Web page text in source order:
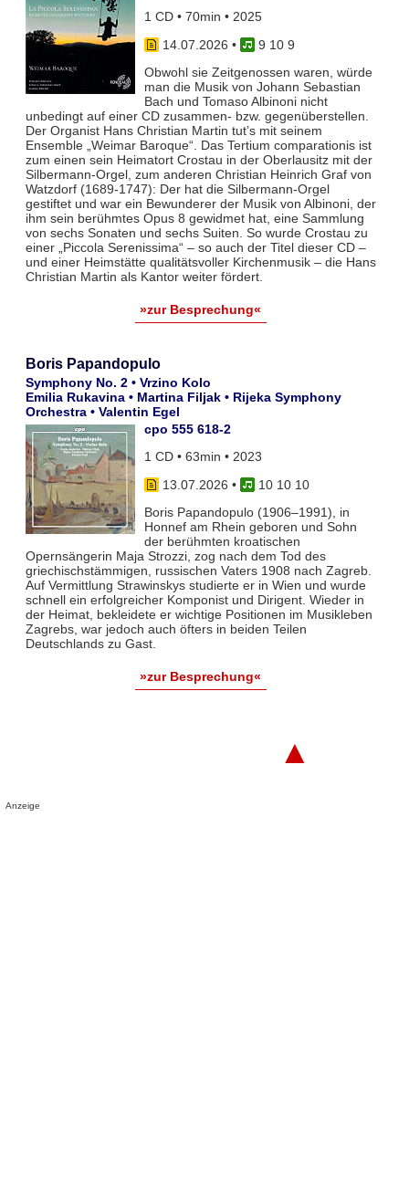
1 CD • 70min • 2025
14.07.2026 •
9 10 9
Obwohl sie Zeitgenossen waren, würde
man die Musik von Johann Sebastian
Bach und Tomaso Albinoni nicht
unbedingt auf einer CD zusammen- bzw. gegenüberstellen.
Der Organist Hans Christian Martin tut’s mit seinem
Ensemble „Weimar Baroque“. Das Tertium comparationis ist
zum einen sein Heimatort Crostau in der Oberlausitz mit der
Silbermann-Orgel, zum anderen Christian Heinrich Graf von
Watzdorf (1689-1747): Der hat die Silbermann-Orgel
gestiftet und war ein Bewunderer der Musik von Albinoni, der
ihm sein berühmtes Opus 8 gewidmet hat, eine Sammlung
von sechs Sonaten und sechs Suiten. So wurde Crostau zu
einer „Piccola Serenissima“ – so auch der Titel dieser CD –
und einer Heimstätte qualitätsvoller Kirchenmusik – die Hans
Christian Martin als Kantor weiter fördert.
»zur Besprechung«
Boris Papandopulo
Symphony No. 2 • Vrzino Kolo
Emilia Rukavina • Martina Filjak • Rijeka Symphony
Orchestra • Valentin Egel
cpo 555 618-2
1 CD • 63min • 2023
13.07.2026 •
10 10 10
Boris Papandopulo (1906–1991), in
Honnef am Rhein geboren und Sohn
der berühmten kroatischen
Opernsängerin Maja Strozzi, zog nach dem Tod des
griechischstämmigen, russischen Vaters 1908 nach Zagreb.
Auf Vermittlung Strawinskys studierte er in Wien und wurde
schnell ein erfolgreicher Komponist und Dirigent. Wieder in
der Heimat, bekleidete er wichtige Positionen im Musikleben
Zagrebs, war jedoch auch öfters in beiden Teilen
Deutschlands zu Gast.
»zur Besprechung«
▲
Anzeige